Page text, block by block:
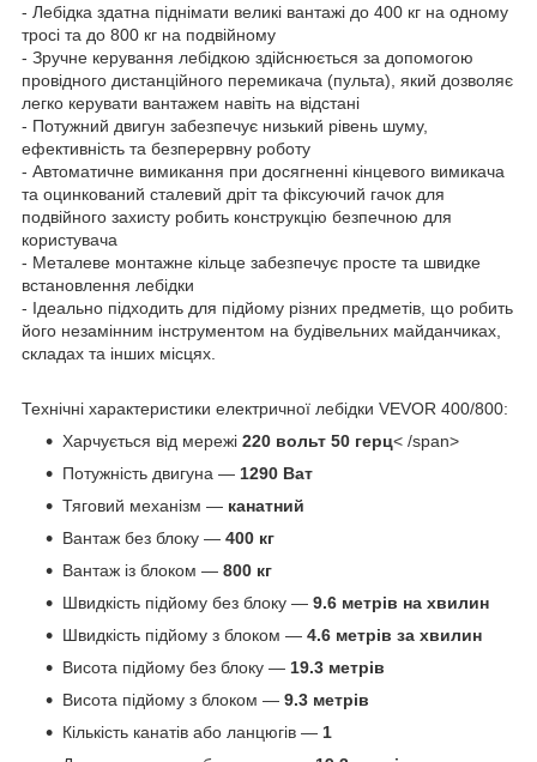
- Лебідка здатна піднімати великі вантажі до 400 кг на одному
тросі та до 800 кг на подвійному
- Зручне керування лебідкою здійснюється за допомогою
провідного дистанційного перемикача (пульта), який дозволяє
легко керувати вантажем навіть на відстані
- Потужний двигун забезпечує низький рівень шуму,
ефективність та безперервну роботу
- Автоматичне вимикання при досягненні кінцевого вимикача
та оцинкований сталевий дріт та фіксуючий гачок для
подвійного захисту робить конструкцію безпечною для
користувача
- Металеве монтажне кільце забезпечує просте та швидке
встановлення лебідки
- Ідеально підходить для підйому різних предметів, що робить
його незамінним інструментом на будівельних майданчиках,
складах та інших місцях.
Технічні характеристики електричної лебідки VEVOR 400/800:
Харчується від мережі 220 вольт 50 герц< /span>
Потужність двигуна — 1290 Ват
Тяговий механізм — канатний
Вантаж без блоку — 400 кг
Вантаж із блоком — 800 кг
Швидкість підйому без блоку — 9.6 метрів на хвилин
Швидкість підйому з блоком — 4.6 метрів за хвилин
Висота підйому без блоку — 19.3 метрів
Висота підйому з блоком — 9.3 метрів
Кількість канатів або ланцюгів — 1